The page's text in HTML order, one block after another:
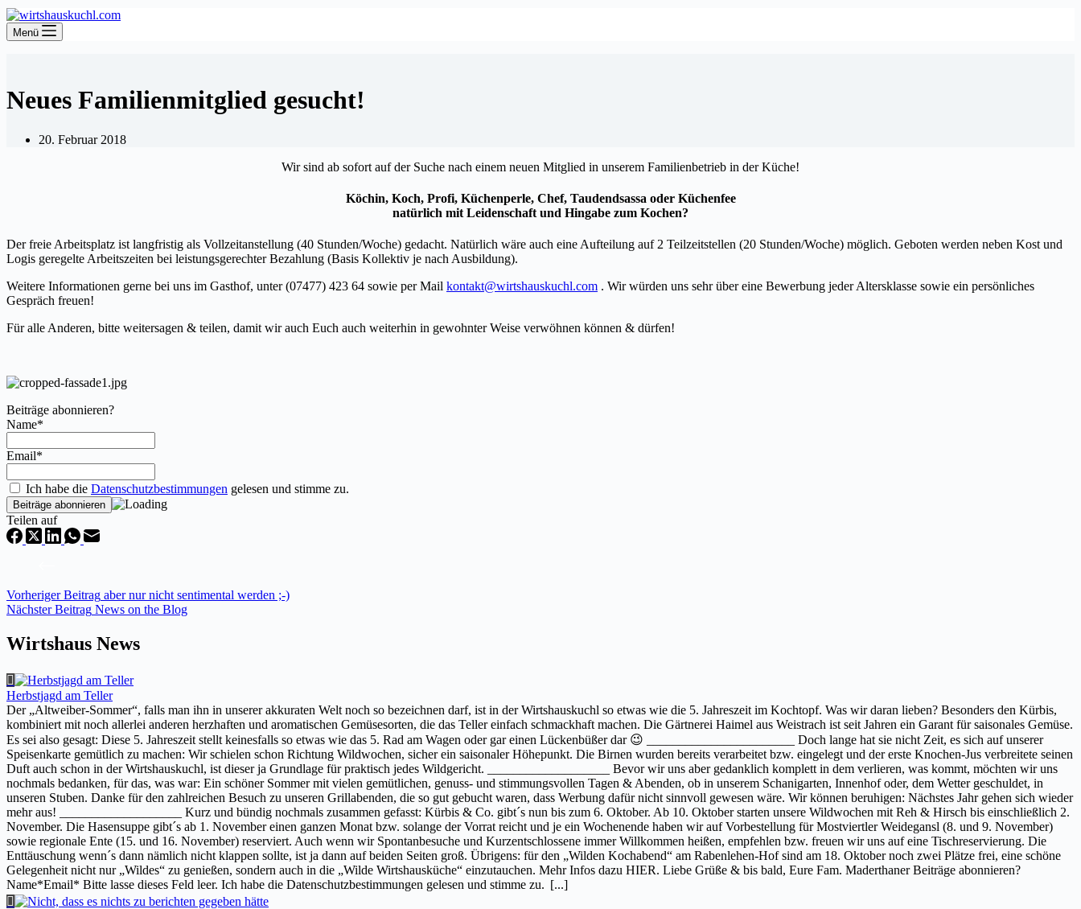
Menü
Neues Familienmitglied gesucht!
20. Februar 2018
Wir sind ab sofort auf der Suche nach einem neuen Mitglied in unserem Familienbetrieb in der Küche!
Köchin, Koch, Profi, Küchenperle, Chef, Taudendsassa oder Küchenfee
natürlich mit Leidenschaft und Hingabe zum Kochen?
Der freie Arbeitsplatz ist langfristig als Vollzeitanstellung (40 Stunden/Woche) gedacht. Natürlich wäre auch eine Aufteilung auf 2 Teilzeitstellen (20 Stunden/Woche) möglich. Geboten werden neben Kost und
Logis geregelte Arbeitszeiten bei leistungsgerechter Bezahlung (Basis Kollektiv je nach Ausbildung).
Weitere Informationen gerne bei uns im Gasthof, unter (07477) 423 64 sowie per Mail kontakt@wirtshauskuchl.com . Wir würden uns sehr über eine Bewerbung jeder Altersklasse sowie ein persönliches
Gespräch freuen!
Für alle Anderen, bitte weitersagen & teilen, damit wir auch Euch auch weiterhin in gewohnter Weise verwöhnen können & dürfen!
Beiträge abonnieren?
Name*
Email*
Ich habe die Datenschutzbestimmungen gelesen und stimme zu.
Teilen auf
VorherigerBeitrag aber nur nicht sentimental werden ;-)
NächsterBeitrag News on the Blog
Wirtshaus News
Herbstjagd am Teller
Der „Altweiber-Sommer“, falls man ihn in unserer akkuraten Welt noch so bezeichnen darf, ist in der Wirtshauskuchl so etwas wie die 5. Jahreszeit im Kochtopf. Was wir daran lieben? Besonders den Kürbis,
kombiniert mit noch allerlei anderen herzhaften und aromatischen Gemüsesorten, die das Teller einfach schmackhaft machen. Die Gärtnerei Haimel aus Weistrach ist seit Jahren ein Garant für saisonales Gemüse.
Es sei also gesagt: Diese 5. Jahreszeit stellt keinesfalls so etwas wie das 5. Rad am Wagen oder gar einen Lückenbüßer dar 😉 _______________________ Doch lange hat sie nicht Zeit, es sich auf unserer
Speisenkarte gemütlich zu machen: Wir schielen schon Richtung Wildwochen, sicher ein saisonaler Höhepunkt. Die Birnen wurden bereits verarbeitet bzw. eingelegt und der erste Knochen-Jus verbreitete seinen
Duft auch schon in der Wirtshauskuchl, ist dieser ja Grundlage für praktisch jedes Wildgericht. ___________________ Bevor wir uns aber gedanklich komplett in dem verlieren, was kommt, möchten wir uns
nochmals bedanken, für das, was war: Ein schöner Sommer mit vielen gemütlichen, genuss- und stimmungsvollen Tagen & Abenden, ob in unserem Schanigarten, Innenhof oder, dem Wetter geschuldet, in
unseren Stuben. Danke für den zahlreichen Besuch zu unseren Grillabenden, die so gut gebucht waren, dass Werbung dafür nicht sinnvoll gewesen wäre. Wir können beruhigen: Nächstes Jahr gehen sich wieder
mehr aus! ___________________ Kurz und bündig nochmals zusammen gefasst: Kürbis & Co. gibt´s nun bis zum 6. Oktober. Ab 10. Oktober starten unsere Wildwochen mit Reh & Hirsch bis einschließlich 2.
November. Die Hasensuppe gibt´s ab 1. November einen ganzen Monat bzw. solange der Vorrat reicht und je ein Wochenende haben wir auf Vorbestellung für Mostviertler Weidegansl (8. und 9. November)
sowie regionale Ente (15. und 16. November) reserviert. Auch wenn wir Spontanbesuche und Kurzentschlossene immer Willkommen heißen, empfehlen bzw. freuen wir uns auf eine Tischreservierung. Die
Enttäuschung wenn´s dann nämlich nicht klappen sollte, ist ja dann auf beiden Seiten groß. Übrigens: für den „Wilden Kochabend“ am Rabenlehen-Hof sind am 18. Oktober noch zwei Plätze frei, eine schöne
Gelegenheit nicht nur „Wildes“ zu genießen, sondern auch in die „Wilde Wirtshausküche“ einzutauchen. Mehr Infos dazu HIER. Liebe Grüße & bis bald, Eure Fam. Maderthaner Beiträge abonnieren?
Name*Email* Bitte lasse dieses Feld leer. Ich habe die Datenschutzbestimmungen gelesen und stimme zu. [...]